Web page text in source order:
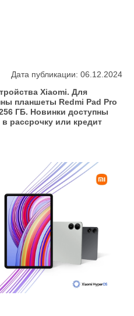
Дата публикации: 06.12.2024
Xiaomi. Для
планшеты Redmi Pad Pro
ГБ. Новинки доступны
рассрочку или кредит